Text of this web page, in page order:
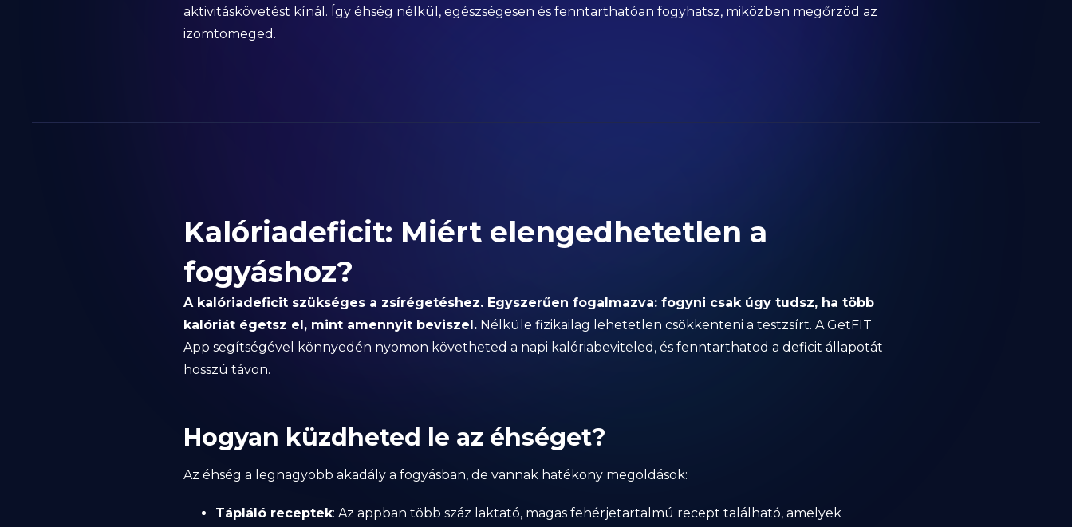
aktivitáskövetést kínál. Így éhség nélkül, egészségesen és fenntarthatóan fogyhatsz, miközben megőrzöd az
izomtömeged.
Kalóriadeficit: Miért elengedhetetlen a
fogyáshoz?
A kalóriadeficit szükséges a zsírégetéshez. Egyszerűen fogalmazva: fogyni csak úgy tudsz, ha több
kalóriát égetsz el, mint amennyit beviszel.Nélküle fizikailag lehetetlen csökkenteni a testzsírt. A GetFIT
App segítségével könnyedén nyomon követheted a napi kalóriabeviteled, és fenntarthatod a deficit állapotát
hosszú távon.
Hogyan küzdheted le az éhséget?
Az éhség a legnagyobb akadály a fogyásban, de vannak hatékony megoldások:
Tápláló receptek: Az appban több száz laktató, magas fehérjetartalmú recept található, amelyek